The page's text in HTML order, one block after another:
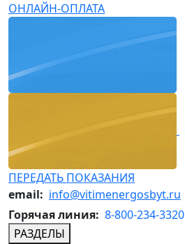
ОНЛАЙН-ОПЛАТА
ПЕРЕДАТЬ ПОКАЗАНИЯ
email: info@vitimenergosbyt.ru
Горячая линия: 8-800-234-3320
РАЗДЕЛЫ